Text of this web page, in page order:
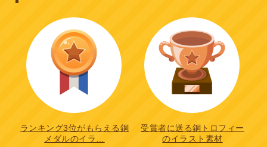
ランキング3位がもらえる銅
メダルのイラ…
受賞者に送る銅トロフィー
のイラスト素材